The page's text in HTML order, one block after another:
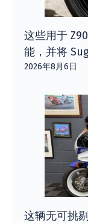
这些用于
能，并将
2026年8月6日
这辆无可挑